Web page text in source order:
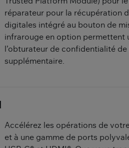
réparateur pour la récupération
digitales intégré au bouton de
infrarouge en option permettent
l’obturateur de confidentialité
supplémentaire.
Accélérez les opérations de
et à une gamme de ports